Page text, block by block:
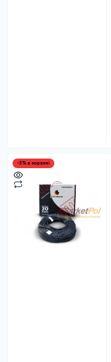
-5% в корзині